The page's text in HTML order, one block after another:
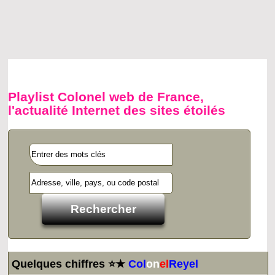
Playlist Colonel web de France,
l'actualité Internet des sites étoilés
Quelques chiffres ⭐★ColonelReyel